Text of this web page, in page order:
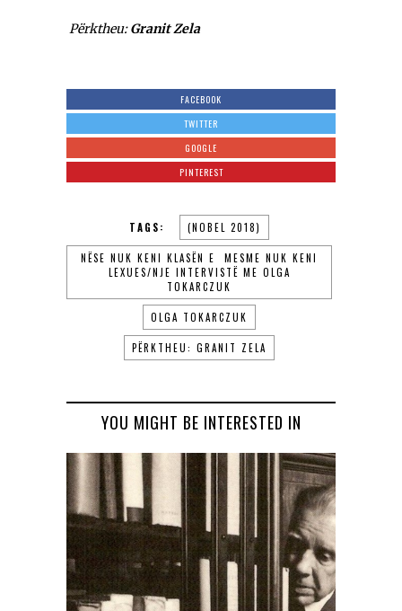
Përktheu:Granit Zela
FACEBOOK
TWITTER
GOOGLE
PINTEREST
TAGS: (NOBEL 2018)
NËSE NUK KENI KLASËN E MESME NUK KENI
LEXUES/NJE INTERVISTË ME OLGA
TOKARCZUK
OLGA TOKARCZUK
PËRKTHEU: GRANIT ZELA
YOU MIGHT BE INTERESTED IN